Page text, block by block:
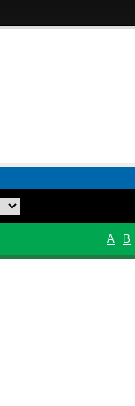
A B